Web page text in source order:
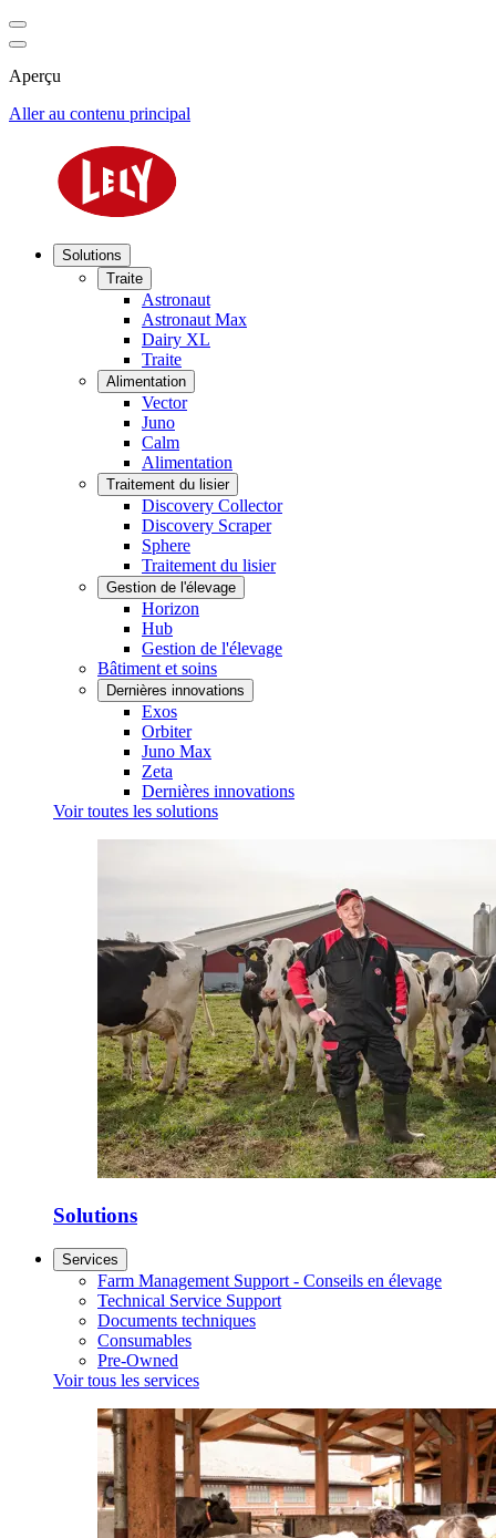
Aperçu
Aller au contenu principal
Solutions
Traite
Astronaut
Astronaut Max
Dairy XL
Traite
Alimentation
Vector
Juno
Calm
Alimentation
Traitement du lisier
Discovery Collector
Discovery Scraper
Sphere
Traitement du lisier
Gestion de l'élevage
Horizon
Hub
Gestion de l'élevage
Bâtiment et soins
Dernières innovations
Exos
Orbiter
Juno Max
Zeta
Dernières innovations
Voir toutes les solutions
Solutions
Services
Farm Management Support - Conseils en élevage
Technical Service Support
Documents techniques
Consumables
Pre-Owned
Voir tous les services